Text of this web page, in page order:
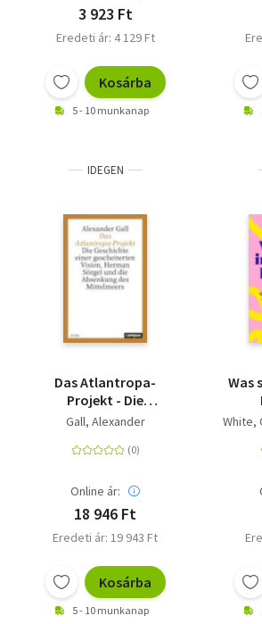
3 923 Ft
Eredeti ár: 4 129 Ft
Kosárba
5 - 10 munkanap
IDEGEN
Das Atlantropa-
Projekt - Die
Geschichte einer
Herman Sörgel und die
Mittelmeers
Gall, Alexander
Online ár:
18 946 Ft
Eredeti ár: 19 943 Ft
Kosárba
5 - 10 munkanap
Was
die
White,